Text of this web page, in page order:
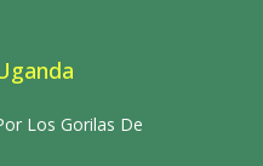
Los Gorilas De